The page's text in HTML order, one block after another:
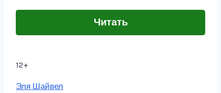
Читать
12+
Метки
Эля Шайвел